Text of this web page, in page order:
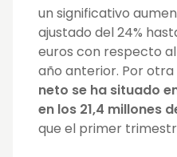
un significativo
ajustado del 24%
euros con respecto
año anterior. Por
neto se ha situado
en los 21,4 millones
que el primer